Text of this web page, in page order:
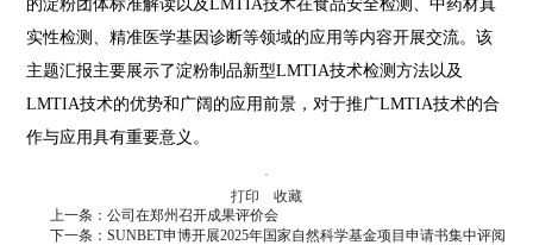
的淀粉团体标准解读以及LMTIA技术在食品安全检测、中药材真
实性检测、精准医学基因诊断等领域的应用等内容开展交流。该
主题汇报主要展示了淀粉制品新型LMTIA技术检测方法以及
LMTIA技术的优势和广阔的应用前景，对于推广LMTIA技术的合
作与应用具有重要意义。
打印
收藏
上一条：公司在郑州召开成果评价会
下一条：SUNBET申博开展2025年国家自然科学基金项目申请书集中评阅